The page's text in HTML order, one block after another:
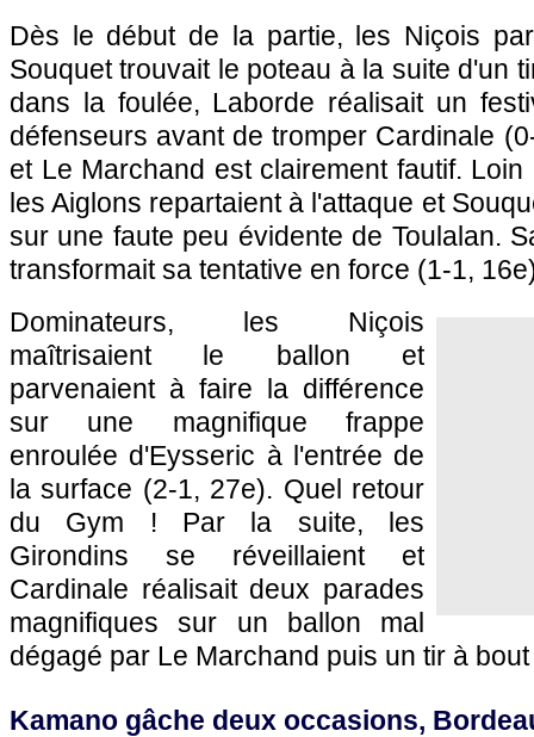
Dès le début de la partie, les Niçois
Souquet trouvait le poteau à la suite d'un
dans la foulée, Laborde réalisait un
défenseurs avant de tromper Cardinale
et Le Marchand est clairement fautif.
les Aiglons repartaient à l'attaque et
sur une faute peu évidente de Toulalan.
transformait sa tentative en force (1-1,
Dominateurs, les Niçois
maîtrisaient le ballon et
parvenaient à faire la différence
sur une magnifique frappe
enroulée d'Eysseric à l'entrée de
la surface (2-1, 27e). Quel retour
du Gym ! Par la suite, les
Girondins se réveillaient et
Cardinale réalisait deux parades
magnifiques sur un ballon mal
dégagé par Le Marchand puis un tir à
Kamano gâche deux occasions,